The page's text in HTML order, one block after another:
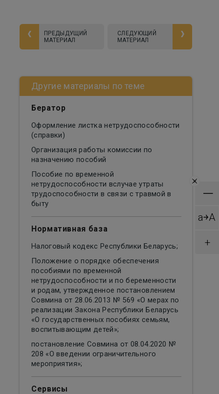
ПРЕДЫДУЩИЙ
МАТЕРИАЛ
СЛЕДУЮЩИЙ
МАТЕРИАЛ
Другие материалы по теме
Бератор
Оформление листка нетрудоспособности
(справки)
Организация работы комиссии по
назначению пособий
Пособие по временной
нетрудоспособности вслучае утраты
трудоспособности в связи с травмой в
быту
Нормативная база
Налоговый кодекс Республики Беларусь;
Положение о порядке обеспечения
пособиями по временной
нетрудоспособности и по беременности
и родам, утвержденное постановлением
Совмина от 28.06.2013 № 569 «О мерах по
реализации Закона Республики Беларусь
«О государственных пособиях семьям,
воспитывающим детей»;
постановление Совмина от 08.04.2020 №
208 «О введении ограничительного
мероприятия»;
Сервисы
×
—
a￫A
+